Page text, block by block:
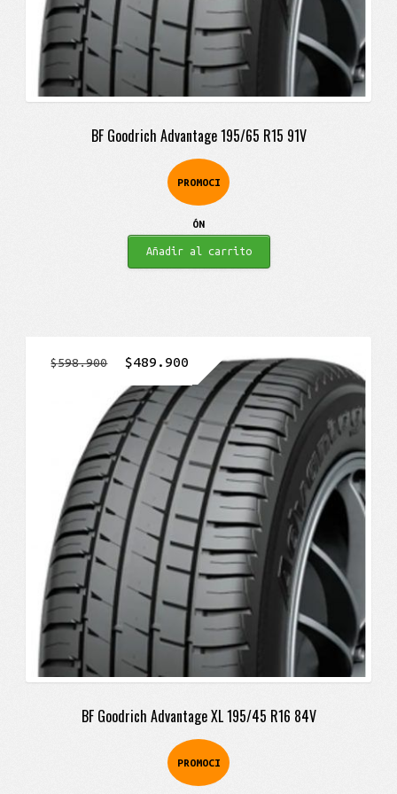
BF Goodrich Advantage 195/65 R15 91V
PROMOCI
ÓN
Añadir al carrito
BF Goodrich Advantage XL 195/45 R16 84V
PROMOCI
$598.900
El
precio
original
era:
$598.900.
$489.900
precio
actual
es:
$489.900.